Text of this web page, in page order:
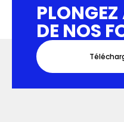
DE NOS